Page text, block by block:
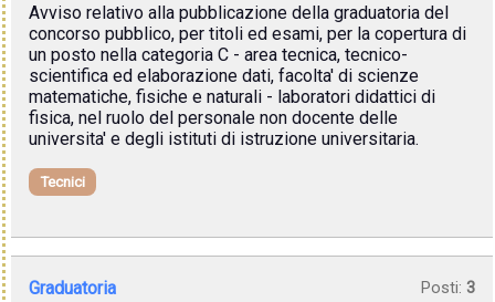
Avviso relativo alla pubblicazione della graduatoria del
concorso pubblico, per titoli ed esami, per la copertura di
un posto nella categoria C - area tecnica, tecnico-
scientifica ed elaborazione dati, facolta' di scienze
matematiche, fisiche e naturali - laboratori didattici di
fisica, nel ruolo del personale non docente delle
universita' e degli istituti di istruzione universitaria.
Tecnici
Graduatoria Posti: 3